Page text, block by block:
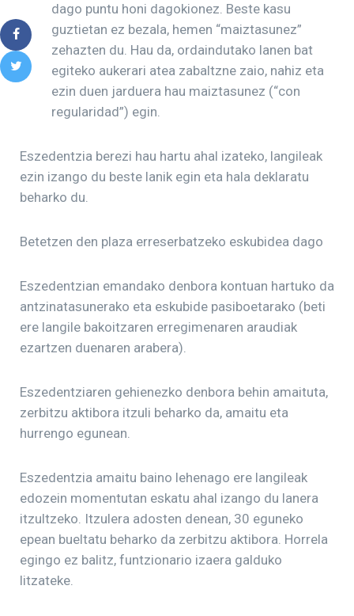
dago puntu honi dagokionez. Beste kasu
guztietan ez bezala, hemen “maiztasunez”
zehazten du. Hau da, ordaindutako lanen bat
egiteko aukerari atea zabaltzne zaio, nahiz eta
ezin duen jarduera hau maiztasunez (“con
regularidad”) egin.
Eszedentzia berezi hau hartu ahal izateko, langileak
ezin izango du beste lanik egin eta hala deklaratu
beharko du.
Betetzen den plaza erreserbatzeko eskubidea dago
Eszedentzian emandako denbora kontuan hartuko da
antzinatasunerako eta eskubide pasiboetarako (beti
ere langile bakoitzaren erregimenaren araudiak
ezartzen duenaren arabera).
Eszedentziaren gehienezko denbora behin amaituta,
zerbitzu aktibora itzuli beharko da, amaitu eta
hurrengo egunean.
Eszedentzia amaitu baino lehenago ere langileak
edozein momentutan eskatu ahal izango du lanera
itzultzeko. Itzulera adosten denean, 30 eguneko
epean bueltatu beharko da zerbitzu aktibora. Horrela
egingo ez balitz, funtzionario izaera galduko
litzateke.